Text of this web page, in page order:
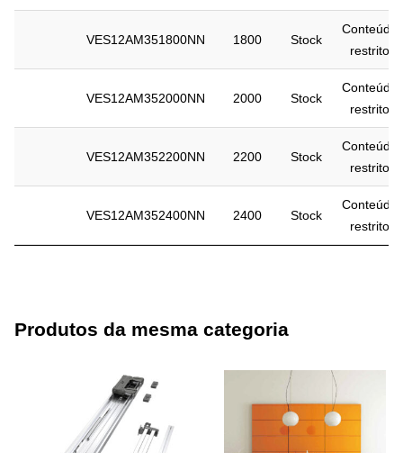
VES12AM351800NN 1800 Stock
Conteúdo
restrito
VES12AM352000NN 2000 Stock
Conteúdo
restrito
VES12AM352200NN 2200 Stock
Conteúdo
restrito
VES12AM352400NN 2400 Stock
Conteúdo
restrito
Produtos da mesma categoria